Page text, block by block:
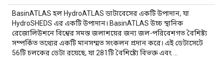
BasinATLAS হল HydroATLAS ডাটাবেসের একটি উপাদান, যা
HydroSHEDS এর একটি উপাদান। BasinATLAS উচ্চ স্থানিক
রেজোলিউশনে বিশ্বের সমস্ত জলাশয়ের জন্য জল-পরিবেশগত বৈশিষ্ট্য
সম্পর্কিত তথ্যের একটি মানসম্মত সংকলন প্রদান করে। এই ডেটাসেটে
56টি চলকের ডেটা রয়েছে, যা 281টি বৈশিষ্ট্যে বিভক্ত এবং …